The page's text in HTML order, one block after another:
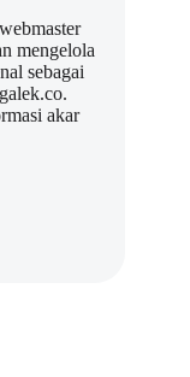
mengelola
sebagai
akar